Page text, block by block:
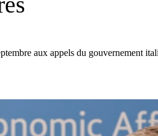
aux appels du gouvernement